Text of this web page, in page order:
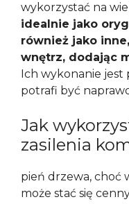
wykorzystać na
idealnie jako
również jako
wnętrz, dodając
Ich wykonanie
potrafi być
Jak
zasilenia
pień drzewa, choć
może stać się